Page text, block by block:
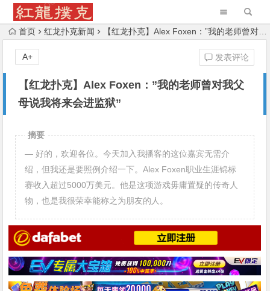
首页 红龙扑克新闻 【红龙扑克】Alex Foxen：”我的老师曾对我父母说我将来会进监狱”
【红龙扑克】Alex Foxen：”我的老师曾对我父
母说我将来会进监狱”
发表评论
A+
摘要
— 好的，欢迎各位。今天加入我播客的这位嘉宾无需介
绍，但我还是要照例介绍一下。Alex Foxen职业生涯锦标
赛收入超过5000万美元。他是这项游戏毋庸置疑的传奇人
物，也是我很荣幸能称之为朋友的人。